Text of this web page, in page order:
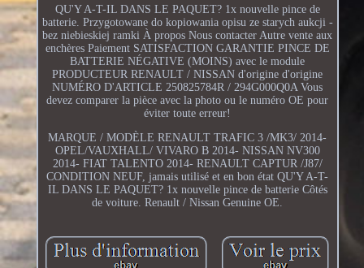
QU'Y A-T-IL DANS LE PAQUET? 1x nouvelle pince de
batterie. Przygotowane do kopiowania opisu ze starych aukcji -
bez niebieskiej ramki À propos Nous contacter Autre vente aux
enchères Paiement SATISFACTION GARANTIE PINCE DE
BATTERIE NÉGATIVE (MOINS) avec le module
PRODUCTEUR RENAULT / NISSAN d'origine d'origine
NUMÉRO D'ARTICLE 250825784R / 294G000Q0A Vous
devez comparer la pièce avec la photo ou le numéro OE pour
éviter toute erreur!
MARQUE / MODÈLE RENAULT TRAFIC 3 /MK3/ 2014-
OPEL/VAUXHALL/ VIVARO B 2014- NISSAN NV300
2014- FIAT TALENTO 2014- RENAULT CAPTUR /J87/
CONDITION NEUF, jamais utilisé et en bon état QU'Y A-T-
IL DANS LE PAQUET? 1x nouvelle pince de batterie Côtés
de voiture. Renault / Nissan Genuine OE.